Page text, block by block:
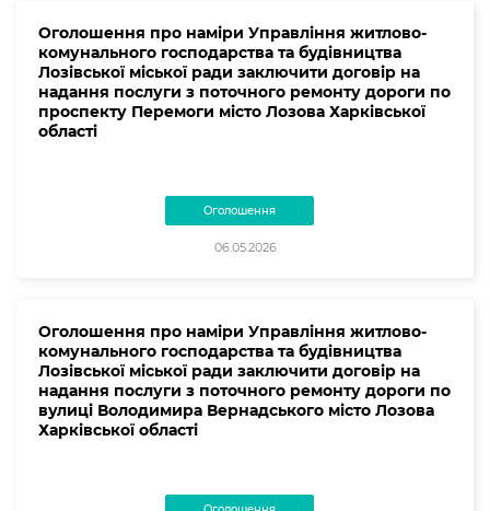
Оголошення про наміри Управління житлово-
комунального господарства та будівництва
Лозівської міської ради заключити договір на
надання послуги з поточного ремонту дороги по
проспекту Перемоги місто Лозова Харківської
області
Оголошення
06.05.2026
Оголошення про наміри Управління житлово-
комунального господарства та будівництва
Лозівської міської ради заключити договір на
надання послуги з поточного ремонту дороги по
вулиці Володимира Вернадського місто Лозова
Харківської області